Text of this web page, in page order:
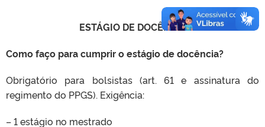
ESTÁGIO DE DOCÊNCIA
Como faço para cumprir o estágio de docência?
Obrigatório para bolsistas (art. 61 e assinatura do
regimento do PPGS). Exigência:
– 1 estágio no mestrado